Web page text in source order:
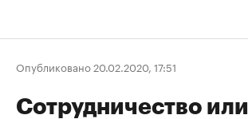
Опубликовано 20.02.2020, 17:51
Сотрудничество или